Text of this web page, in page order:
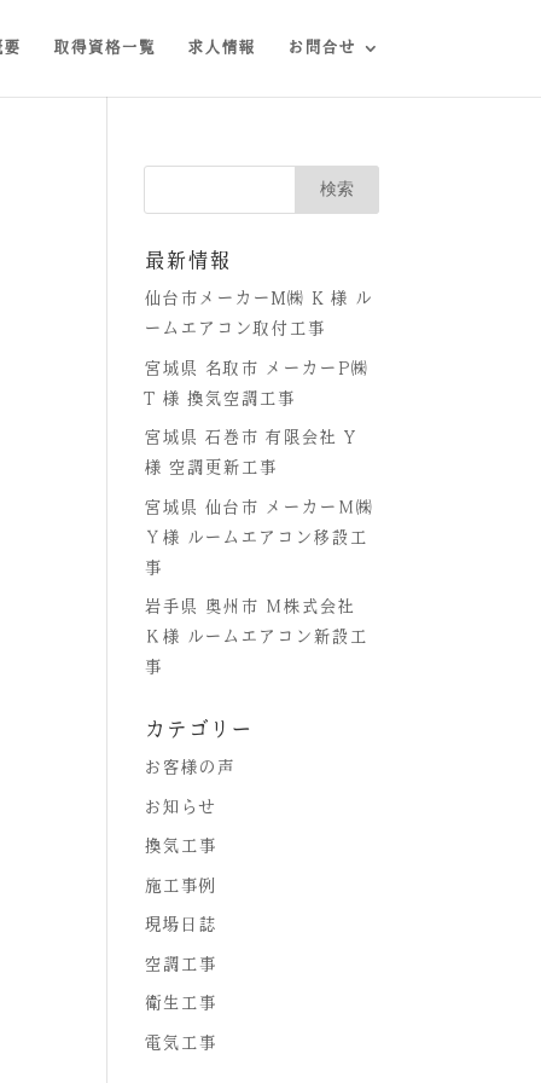
取得資格一覧 求人情報 お問合せ
最新情報
仙台市メーカーM㈱ K 様 ル
ームエアコン取付工事
宮城県 名取市 メーカーP㈱
T 様 換気空調工事
宮城県 石巻市 有限会社 Y
様 空調更新工事
宮城県 仙台市 メーカーＭ㈱
Ｙ様 ルームエアコン移設工
事
岩手県 奥州市 Ｍ株式会社
Ｋ様 ルームエアコン新設工
事
カテゴリー
お客様の声
お知らせ
換気工事
施工事例
現場日誌
空調工事
衛生工事
電気工事